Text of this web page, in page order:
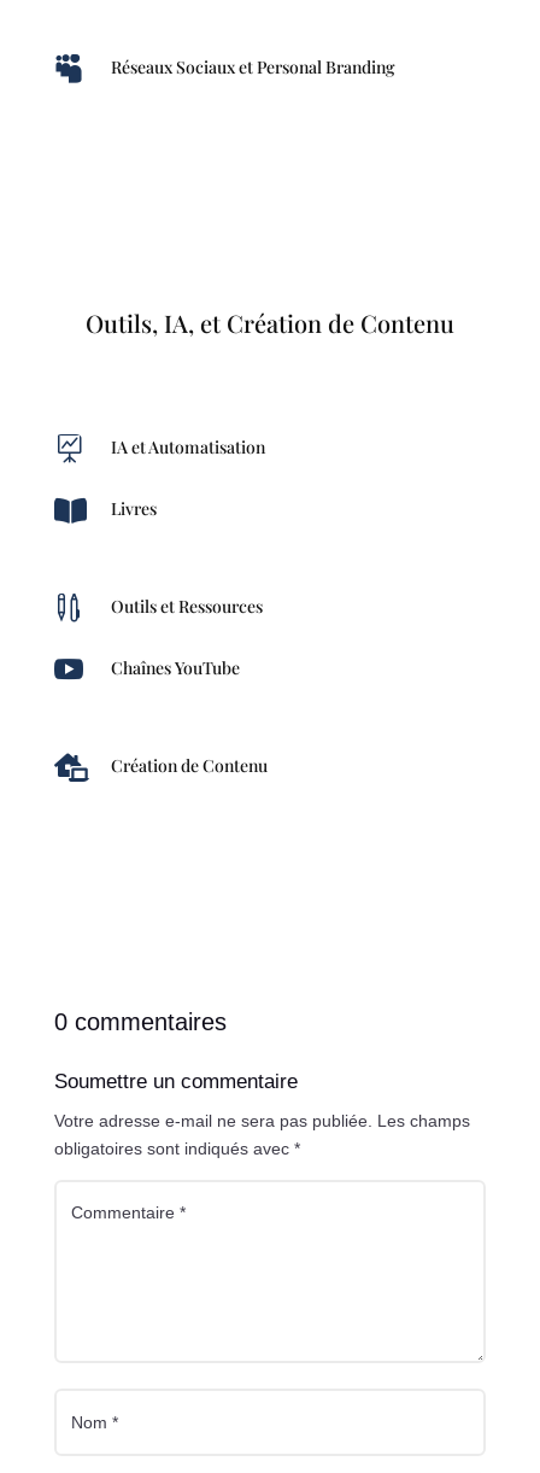
 Réseaux Sociaux et Personal Branding
Outils, IA, et Création de Contenu
 IA et Automatisation
 Livres
 Outils et Ressources
 Chaînes YouTube
 Création de Contenu
0 commentaires
Soumettre un commentaire
Votre adresse e-mail ne sera pas publiée. Les champs
obligatoires sont indiqués avec *